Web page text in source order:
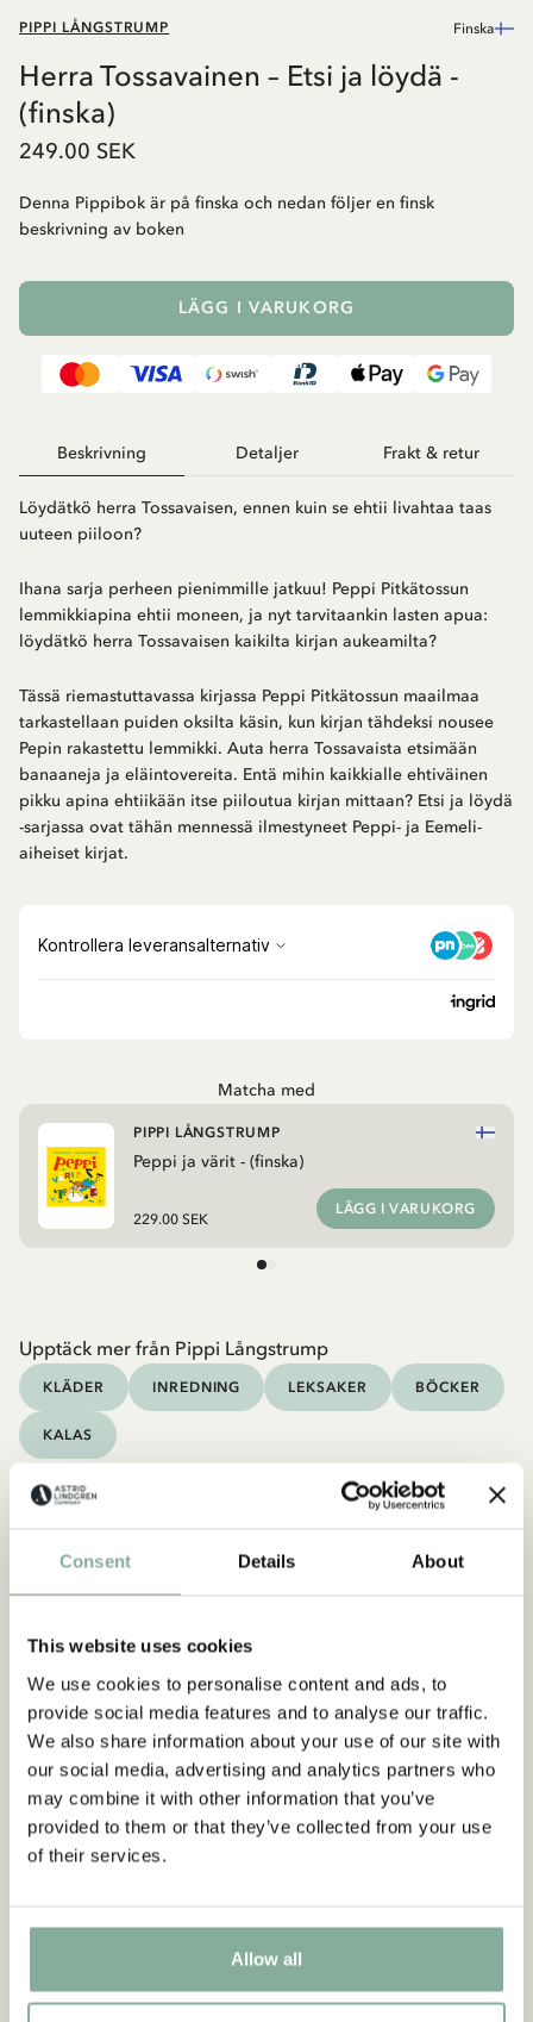
Consent Details About
This website uses cookies
We use cookies to personalise content and ads, to
provide social media features and to analyse our traffic.
We also share information about your use of our site with
our social media, advertising and analytics partners who
may combine it with other information that you’ve
provided to them or that they’ve collected from your use
of their services.
Allow all
PIPPI LÅNGSTRUMP Finska
Herra Tossavainen – Etsi ja löydä -
(finska)
249.00 SEK
Denna Pippibok är på finska och nedan följer en finsk
beskrivning av boken
LÄGG I VARUKORG
Beskrivning Detaljer Frakt & retur
Löydätkö herra Tossavaisen, ennen kuin se ehtii livahtaa taas
uuteen piiloon?
Ihana sarja perheen pienimmille jatkuu! Peppi Pitkätossun
lemmikkiapina ehtii moneen, ja nyt tarvitaankin lasten apua:
löydätkö herra Tossavaisen kaikilta kirjan aukeamilta?
Tässä riemastuttavassa kirjassa Peppi Pitkätossun maailmaa
tarkastellaan puiden oksilta käsin, kun kirjan tähdeksi nousee
Pepin rakastettu lemmikki. Auta herra Tossavaista etsimään
banaaneja ja eläintovereita. Entä mihin kaikkialle ehtiväinen
pikku apina ehtiikään itse piiloutua kirjan mittaan? Etsi ja löydä
-sarjassa ovat tähän mennessä ilmestyneet Peppi- ja Eemeli-
aiheiset kirjat.
Matcha med
Peppi ja värit - (finska)
PIPPI LÅNGSTRUMP
229.00 SEK
LÄGG I VARUKORG
Upptäck mer från Pippi Långstrump
KLÄDER INREDNING LEKSAKER BÖCKER
KALAS
9-12 ÅR
UNGA VUXNA